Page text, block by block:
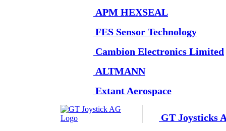
APM HEXSEAL
FES Sensor Technology
Cambion Electronics Limited
ALTMANN
Extant Aerospace
GT Joysticks